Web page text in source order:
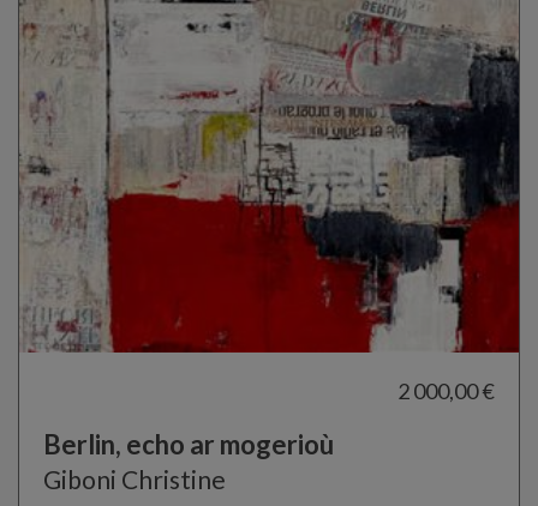
2 000,00 €
Berlin, echo ar mogerioù
Giboni Christine